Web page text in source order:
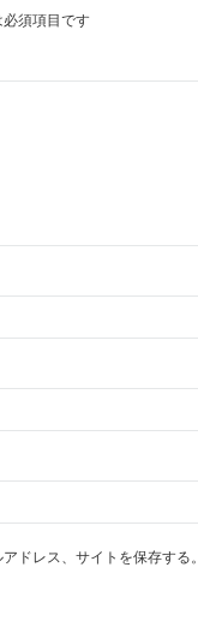
須項目です
ドレス、サイトを保存する。